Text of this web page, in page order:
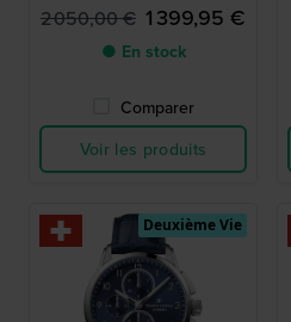
2 050,00 € 1 399,95 €
● En stock
Comparer
Voir les produits
Deuxième Vie